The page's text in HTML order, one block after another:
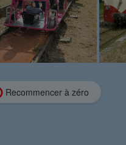
Recommencer à zéro